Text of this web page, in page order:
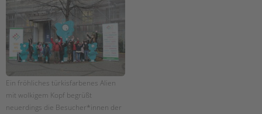
Ein fröhliches türkisfarbenes Alien
mit wolkigem Kopf begrüßt
neuerdings die Besucher*innen der